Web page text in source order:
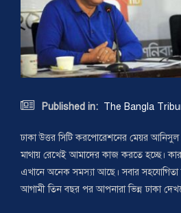
 Published in: The Bangla
ঢাকা উত্তর সিটি করপোরেশনের মেয়র আনিসুল
মাথায় রেখেই আমাদের কাজ করতে হচ্ছে।
এখানে অনেক সমস্যা আছে। সবার সহযোগিতা
আগামী তিন বছর পর আপনারা ভিন্ন ঢাকা